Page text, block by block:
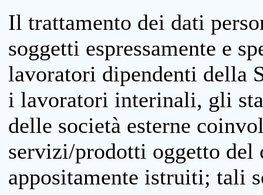
Il trattamento dei dati
soggetti espressamente e
lavoratori dipendenti della
i lavoratori interinali, gli
delle società esterne
servizi/prodotti oggetto
appositamente istruiti; tali